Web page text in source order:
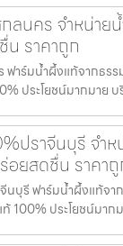
ลนคร จำหน่าย
น ราคาถูก
ฟาร์มน้ำผึ้งแท้จากธร
ประโยชน์มากมาย บ
ปราจีนบุรี จำ
อยสดชื่น ราคา
นบุรี ฟาร์มน้ำผึ้งแท้จา
100% ประโยชน์มาก